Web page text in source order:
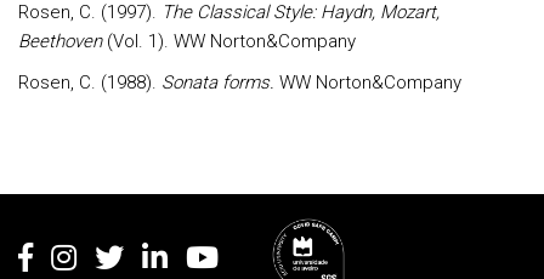
Rosen, C. (1997). The Classical Style: Haydn, Mozart,
Beethoven (Vol. 1). WW Norton&Company
Rosen, C. (1988). Sonata forms. WW Norton&Company